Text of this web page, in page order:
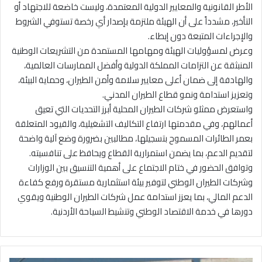
الأطر القانونية والمعايير الدولية المعتمدة، وليست خاضعة للاجتهاد أو
التأخير، مشدداً على أن الهيئة ملتزمة بإصدار أي رخصة تستوفي الشروط
والإجراءات المتبعة دون إبطاء.
وعرض لمسؤوليات الهيئة ومهامها المستمدة من التشريعات الوطنية
المنبثقة عن التزامات المملكة الدولية وأفضل الممارسات العالمية،
والهادفة إلى ضمان أعلى معايير سلامة وأمن الطيران، وحماية البيئة،
وتعزيز استدامة ونمو قطاع الطيران المدني.
واستعرض ممثلو شركات الطيران المحلية أبرز التحديات التي تعيق
أعمالهم، وفي مقدمتها ارتفاع التكاليف التشغيلية، والقيود المتعلقة
بعمر الطائرات المسموح بتسجيلها، مطالبين بضرورة وضع آلية واضحة
لتقديم الدعم، بما يضمن استمرارية القطاع ويحافظ على تنافسيته.
وتوافق الحضور في ختام الاجتماع على أهمية التنسيق بين الوزارات
وشركات الطيران الوطني لتوفير بيئة استثمارية مستقرة ورفع كفاءة
الدعم المالي، بما يعزز استدامة عمل شركات الطيران الوطنية ويقوي
دورها في خدمة الاقتصاد الوطني وتنشيط السياحة الأردنية.